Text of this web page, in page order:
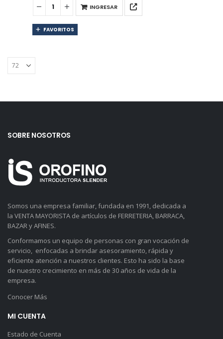
INGRESAR
FAVORITOS
SOBRE NOSOTROS
Somos una empresa familiar, fundada en 1991, dedicada a
la VENTA MAYORISTA de artículos de FERRETERIA, BARRACA,
BAZAR y AFINES.
Conformamos un equipo de personas con gran vocación de
servicio, enfocadas a brindar asesoramiento, rápida y
eficiente atención a nuestros clientes. Esto ha sido la base
de nuestro crecimiento en más de 30 años de vida de la
empresa.
Conocer Más
MI CUENTA
Estado de Cuenta